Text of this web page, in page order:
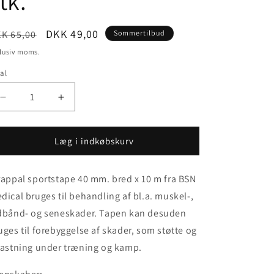
65,00 Udsalgspris
DKK 49,00 Sommertilbud
moms.
Reducer
antallet
for
sportstape
mm.
x
m
–
1
Øg
antallet
for
Strappal
sportstape
mm.
x
m
–
1
Læg i indkøbskurv
sportstape 40 mm. bred x 10 m fra BSN
bruges til behandling af bl.a. muskel-,
og seneskader. Tapen kan desuden
til forebyggelse af skader, som støtte og
under træning og kamp.